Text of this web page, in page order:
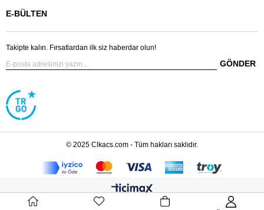
E-BÜLTEN
Takipte kalın. Fırsatlardan ilk siz haberdar olun!
GÖNDER
© 2025 Clkacs.com - Tüm hakları saklıdır.